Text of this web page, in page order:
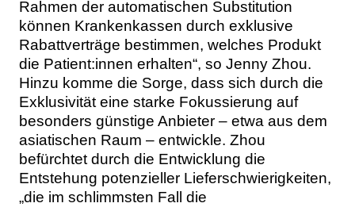
Rahmen der automatischen Substitution
können Krankenkassen durch exklusive
Rabattverträge bestimmen, welches Produkt
die Patient:innen erhalten“, so Jenny Zhou.
Hinzu komme die Sorge, dass sich durch die
Exklusivität eine starke Fokussierung auf
besonders günstige Anbieter – etwa aus dem
asiatischen Raum – entwickle. Zhou
befürchtet durch die Entwicklung die
Entstehung potenzieller Lieferschwierigkeiten,
„die im schlimmsten Fall die